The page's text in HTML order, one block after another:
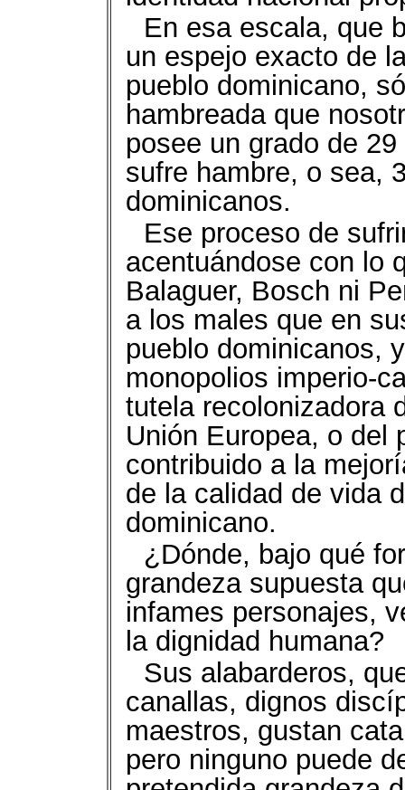
En esa escala, que
un espejo exacto de
pueblo dominicano,
hambreada que
posee un grado de
sufre hambre, o sea,
dominicanos.
Ese proceso de
acentuándose con lo
Balaguer, Bosch ni
a los males que en
pueblo dominicanos,
monopolios imperio-
tutela recolonizadora
Unión Europea, o del
contribuido a la
de la calidad de vida
dominicano.
¿Dónde, bajo qué
grandeza supuesta
infames personajes,
la dignidad humana?
Sus alabarderos,
canallas, dignos
maestros, gustan
pero ninguno puede